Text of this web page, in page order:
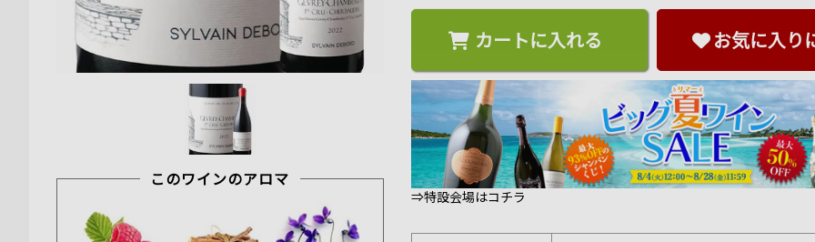
このワインのアロマ
カートに入れる お気に入り
⇒特設会場はコチラ